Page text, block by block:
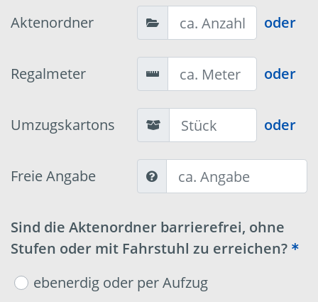
Aktenordner
oder
Regalmeter oder
Umzugskartons oder
Freie Angabe
Sind die Aktenordner barrierefrei, ohne
Stufen oder mit Fahrstuhl zu erreichen?
ebenerdig oder per Aufzug